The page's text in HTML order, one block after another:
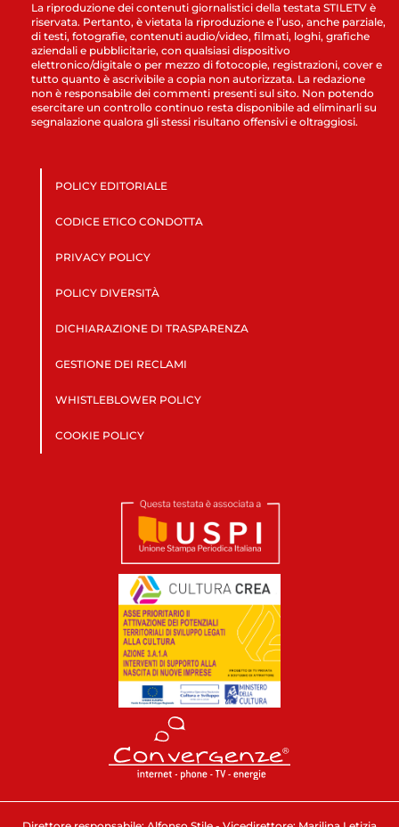
La riproduzione dei contenuti giornalistici della testata STILETV è
riservata. Pertanto, è vietata la riproduzione e l’uso, anche parziale,
di testi, fotografie, contenuti audio/video, filmati, loghi, grafiche
aziendali e pubblicitarie, con qualsiasi dispositivo
elettronico/digitale o per mezzo di fotocopie, registrazioni, cover e
tutto quanto è ascrivibile a copia non autorizzata. La redazione
non è responsabile dei commenti presenti sul sito. Non potendo
esercitare un controllo continuo resta disponibile ad eliminarli su
segnalazione qualora gli stessi risultano offensivi e oltraggiosi.
POLICY EDITORIALE
CODICE ETICO CONDOTTA
PRIVACY POLICY
POLICY DIVERSITÀ
DICHIARAZIONE DI TRASPARENZA
GESTIONE DEI RECLAMI
WHISTLEBLOWER POLICY
COOKIE POLICY